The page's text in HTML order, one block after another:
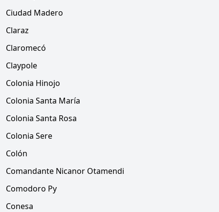
Ciudad Madero
Claraz
Claromecó
Claypole
Colonia Hinojo
Colonia Santa María
Colonia Santa Rosa
Colonia Sere
Colón
Comandante Nicanor Otamendi
Comodoro Py
Conesa